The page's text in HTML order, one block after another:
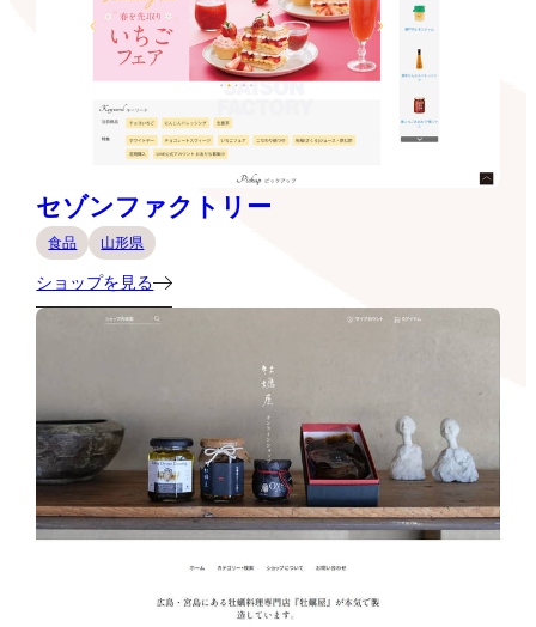
セゾンファクトリー
食品 山形県
ショップを見る